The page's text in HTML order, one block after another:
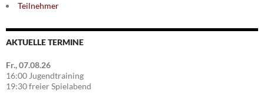
Teilnehmer
AKTUELLE TERMINE
Fr., 07.08.26
16:00 Jugendtraining
19:30 freier Spielabend